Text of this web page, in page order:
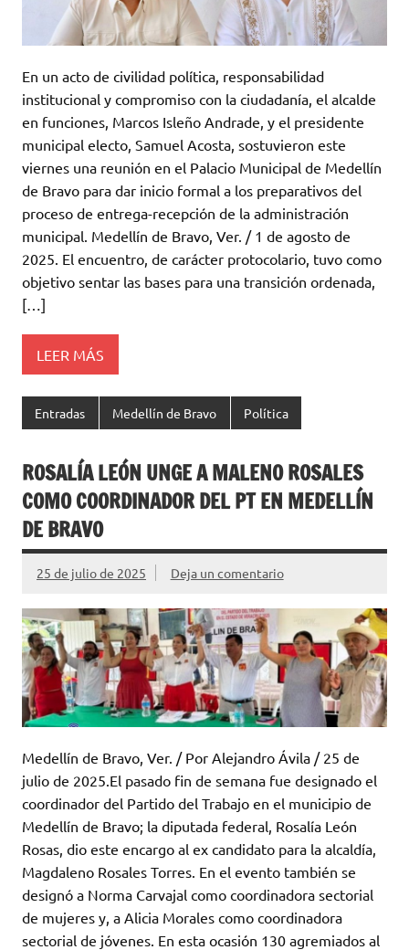
En un acto de civilidad política, responsabilidad
institucional y compromiso con la ciudadanía, el alcalde
en funciones, Marcos Isleño Andrade, y el presidente
municipal electo, Samuel Acosta, sostuvieron este
viernes una reunión en el Palacio Municipal de Medellín
de Bravo para dar inicio formal a los preparativos del
proceso de entrega-recepción de la administración
municipal. Medellín de Bravo, Ver. / 1 de agosto de
2025. El encuentro, de carácter protocolario, tuvo como
objetivo sentar las bases para una transición ordenada,
[…]
LEER MÁS
Entradas Medellín de Bravo Política
ROSALÍA LEÓN UNGE A MALENO ROSALES
COMO COORDINADOR DEL PT EN MEDELLÍN
DE BRAVO
25 de julio de 2025 Deja un comentario
Medellín de Bravo, Ver. / Por Alejandro Ávila / 25 de
julio de 2025.El pasado fin de semana fue designado el
coordinador del Partido del Trabajo en el municipio de
Medellín de Bravo; la diputada federal, Rosalía León
Rosas, dio este encargo al ex candidato para la alcaldía,
Magdaleno Rosales Torres. En el evento también se
designó a Norma Carvajal como coordinadora sectorial
de mujeres y, a Alicia Morales como coordinadora
sectorial de jóvenes. En esta ocasión 130 agremiados al